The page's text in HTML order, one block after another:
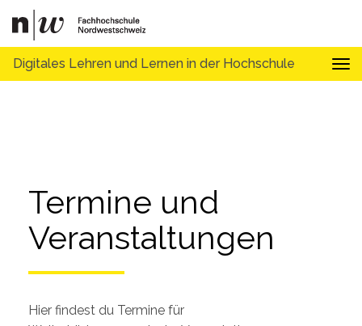
Digitales Lehren und Lernen in der Hochschule
Termine und
Veranstaltungen
Hier findest du Termine für